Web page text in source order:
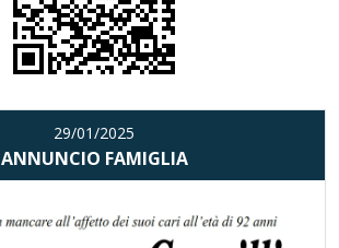
29/01/2025
ANNUNCIO FAMIGLIA